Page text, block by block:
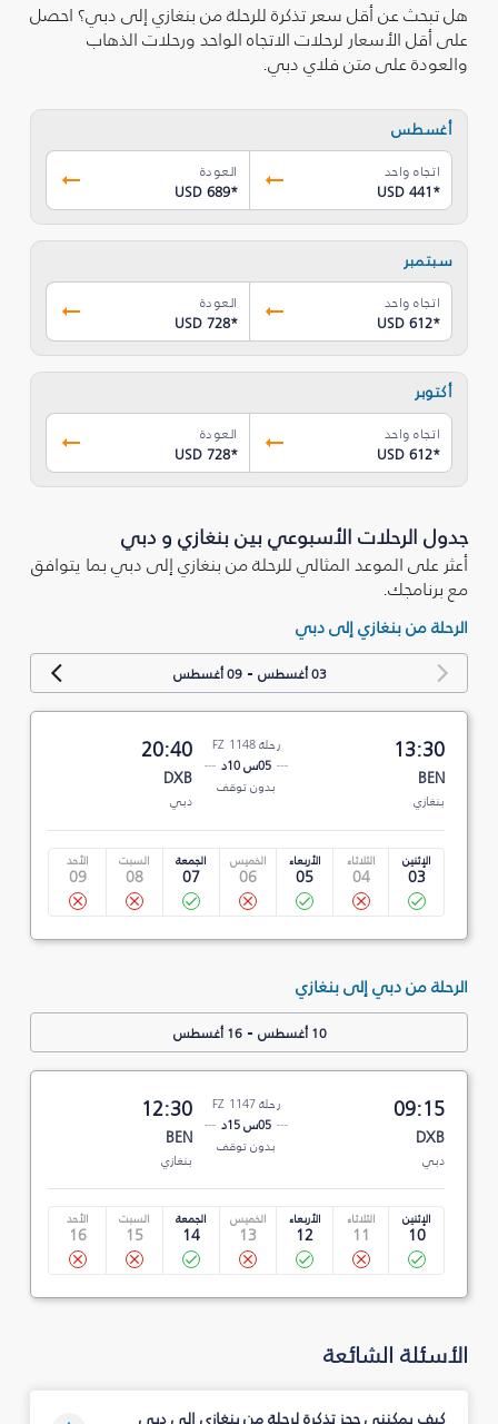
هل تبحث عن أقل سعر تذكرة للرحلة من بنغازي إلى دبي؟ احصل
على أقل الأسعار لرحلات الاتجاه الواحد ورحلات الذهاب
والعودة على متن فلاي دبي.
أغسطس
اتجاه واحد
USD 441*
العودة
USD 689*
سبتمبر
اتجاه واحد
USD 612*
العودة
USD 728*
أكتوبر
اتجاه واحد
USD 612*
العودة
USD 728*
جدول الرحلات الأسبوعي بين بنغازي و دبي
أعثر على الموعد المثالي للرحلة من بنغازي إلى دبي بما يتوافق
مع برنامجك.
الرحلة من بنغازي إلى دبي
03 أغسطس -09 أغسطس
13:30
BEN
بنغازي
رحلة FZ 1148
05س 10د
بدون توقف
20:40
DXB
دبي
الإثنين
03
الثلاثاء
04
الأربعاء
05
الخميس
06
الجمعة
07
السبت
08
الأحد
09
الرحلة من دبي إلى بنغازي
10 أغسطس -16 أغسطس
09:15
DXB
دبي
رحلة FZ 1147
05س 15د
بدون توقف
12:30
BEN
بنغازي
الإثنين
10
الثلاثاء
11
الأربعاء
12
الخميس
13
الجمعة
14
السبت
15
الأحد
16
الأسئلة الشائعة
كيف يمكنني حجز تذكرة لرحلة من بنغازي إلى دبي